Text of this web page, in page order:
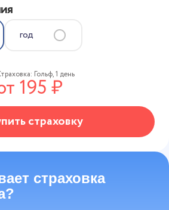
год
Гольф,1 день
195₽
страховку
страховка